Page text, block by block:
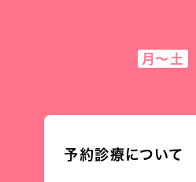
月～土
予約診療について